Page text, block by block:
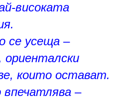
високата
се усеща –
ориенталски
които остават.
впечатлява –